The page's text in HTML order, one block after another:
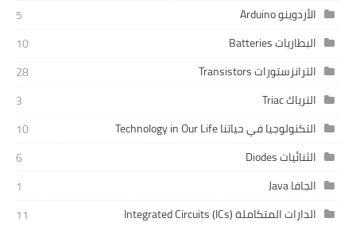
الأردوينو Arduino
5
البطاريات Batteries
10
الترانزستورات Transistors
28
الترياك Triac
3
التكنولوجيا في حياتنا Technology in Our Life
10
الثنائيات Diodes
6
الجافا Java
1
الدارات المتكاملة Integrated Circuits (ICs)
11